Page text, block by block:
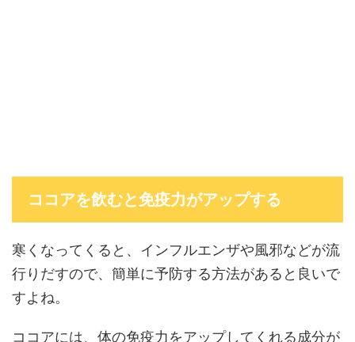
ココアを飲むと免疫力がアップする
寒くなってくると、インフルエンザや風邪などが流
行りだすので、簡単に予防する方法があると良いで
すよね。
ココアには、体の免疫力をアップしてくれる成分が